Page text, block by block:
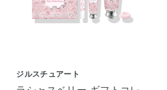
ジルスチュアート